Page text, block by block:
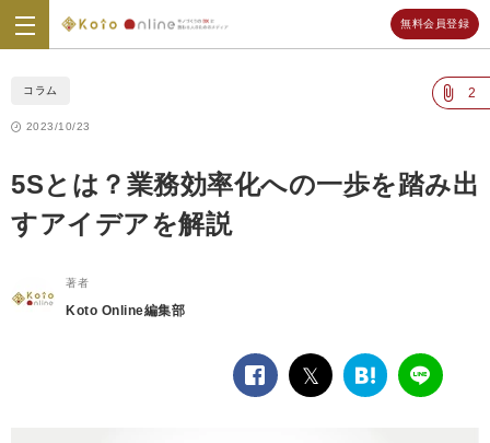
Koto
無料会員登録
コラム 2
2023/10/23
5Sとは？業務効率化への一歩を踏み出
すアイデアを解説
著者
Koto Online編集部
facebook
twitterは
LINE